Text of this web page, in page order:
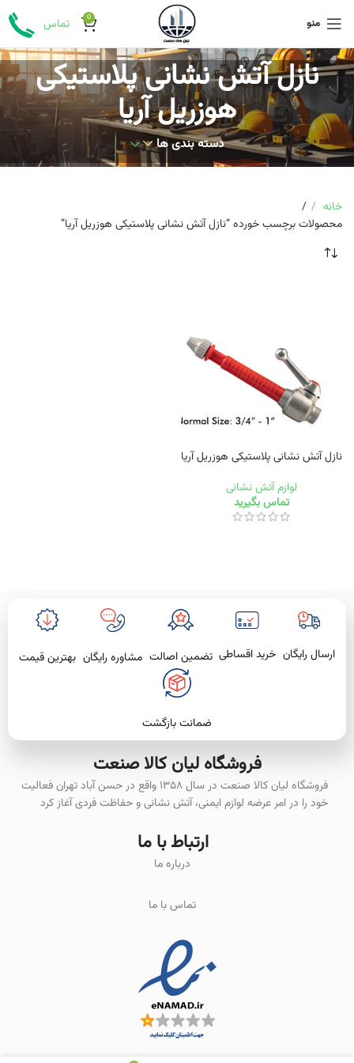
منو 0 تماس
نازل آتش نشانی پلاستیکی
هوزریل آریا
دسته بندی ها
خانه
محصولات برچسب خورده “نازل آتش نشانی پلاستیکی هوزریل آریا”
نازل آتش نشانی پلاستیکی هوزریل آریا
لوازم آتش نشانی
تماس بگیرید
ارسال رایگان خرید اقساطی تضمین اصالت مشاوره رایگان بهترین قیمت
ضمانت بازگشت
فروشگاه لیان‌ کالا صنعت
فروشگاه لیان کالا صنعت در سال ۱۳۵۸ واقع در حسن آباد تهران فعالیت
خود را در امر عرضه لوازم ایمنی، آتش نشانی و حفاظت فردی آغاز کرد
ارتباط با ما
درباره ما
تماس با ما